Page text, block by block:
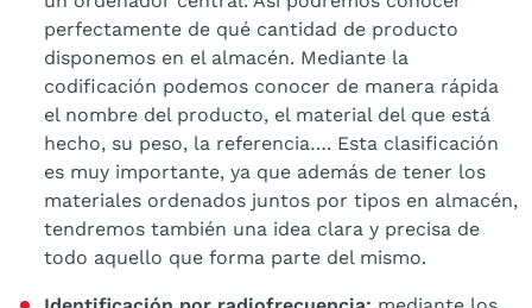
perfectamente de qué cantidad de producto
disponemos en el almacén. Mediante la
codificación podemos conocer de manera rápida
el nombre del producto, el material del que está
hecho, su peso, la referencia…. Esta clasificación
es muy importante, ya que además de tener los
materiales ordenados juntos por tipos en almacén,
tendremos también una idea clara y precisa de
todo aquello que forma parte del mismo.